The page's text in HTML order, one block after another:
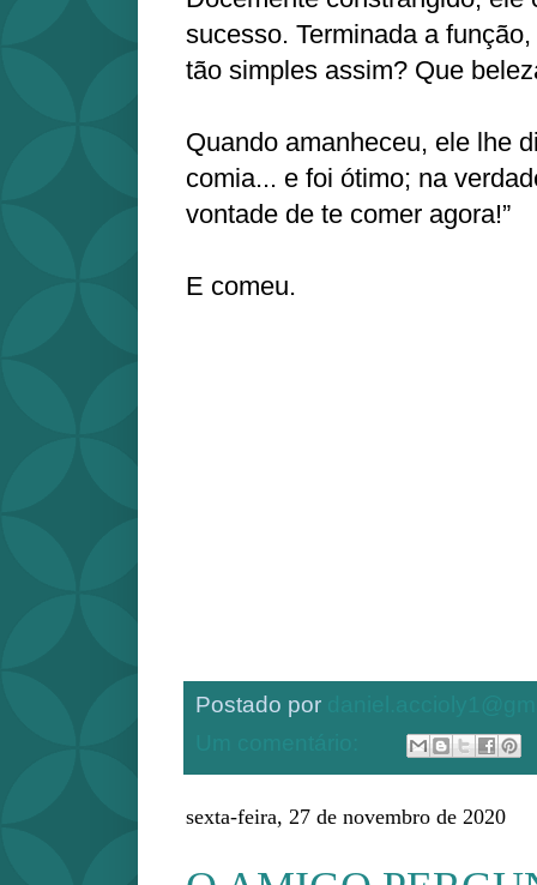
sucesso. Terminada a
tão simples assim? Que
Quando amanheceu, ele lhe
comia... e foi ótimo; na
vontade de te comer agora!”
E comeu.
Postado por
sexta-feira, 27 de novembro de 2020